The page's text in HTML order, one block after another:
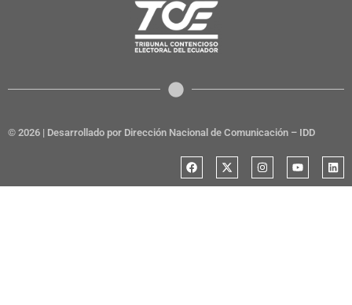
© 2026 | Desarrollado por Dirección Nacional de Comunicación – IDD